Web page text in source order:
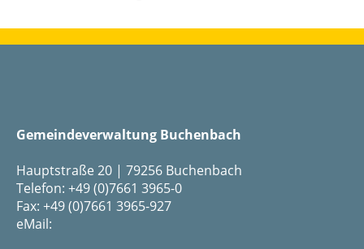
Gemeindeverwaltung Buchenbach
Hauptstraße 20 | 79256 Buchenbach
Telefon: +49 (0)7661 3965-0
Fax: +49 (0)7661 3965-927
eMail: